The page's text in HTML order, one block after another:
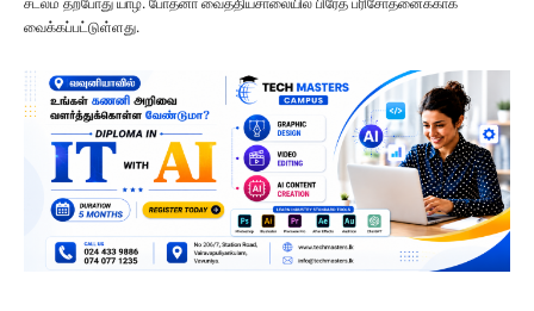
வைக்கப்பட்டுள்ளது.